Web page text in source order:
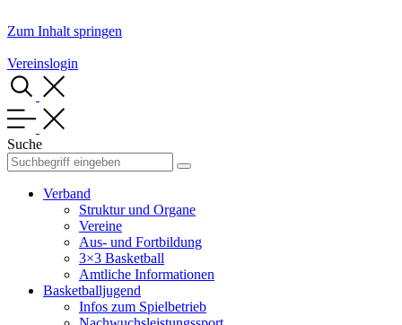
Zum Inhalt springen
Vereinslogin
Suche
Verband
Struktur und Organe
Vereine
Aus- und Fortbildung
3×3 Basketball
Amtliche Informationen
Basketballjugend
Infos zum Spielbetrieb